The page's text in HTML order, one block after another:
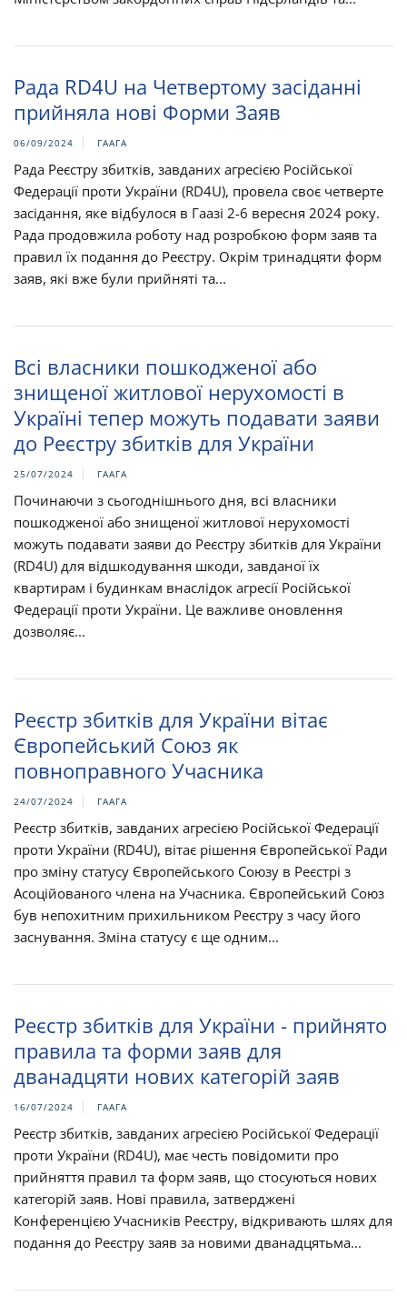
Рада RD4U на Четвертому засіданні
прийняла нові Форми Заяв
06/09/2024 ГААГА
Рада Реєстру збитків, завданих агресією Російської
Федерації проти України (RD4U), провела своє четверте
засідання, яке відбулося в Гаазі 2-6 вересня 2024 року.
Рада продовжила роботу над розробкою форм заяв та
правил їх подання до Реєстру. Окрім тринадцяти форм
заяв, які вже були прийняті та...
Всі власники пошкодженої або
знищеної житлової нерухомості в
Україні тепер можуть подавати заяви
до Реєстру збитків для України
25/07/2024 ГААГА
Починаючи з сьогоднішнього дня, всі власники
пошкодженої або знищеної житлової нерухомості
можуть подавати заяви до Реєстру збитків для України
(RD4U) для відшкодування шкоди, завданої їх
квартирам і будинкам внаслідок агресії Російської
Федерації проти України. Це важливе оновлення
дозволяє...
Реєстр збитків для України вітає
Європейський Союз як
повноправного Учасника
24/07/2024 ГААГА
Реєстр збитків, завданих агресією Російської Федерації
проти України (RD4U), вітає рішення Європейської Ради
про зміну статусу Європейського Союзу в Реєстрі з
Асоційованого члена на Учасника. Європейський Союз
був непохитним прихильником Реєстру з часу його
заснування. Зміна статусу є ще одним...
Реєстр збитків для України - прийнято
правила та форми заяв для
дванадцяти нових категорій заяв
16/07/2024 ГААГА
Реєстр збитків, завданих агресією Російської Федерації
проти України (RD4U), має честь повідомити про
прийняття правил та форм заяв, що стосуються нових
категорій заяв. Нові правила, затверджені
Конференцією Учасників Реєстру, відкривають шлях для
подання до Реєстру заяв за новими дванадцятьма...